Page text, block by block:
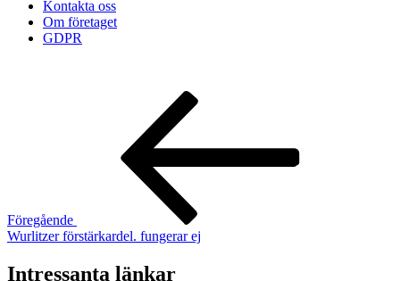
Kontakta oss
Om företaget
GDPR
Inläggsnavigering
Föregående
Wurlitzer förstärkardel. fungerar ej
Intressanta länkar